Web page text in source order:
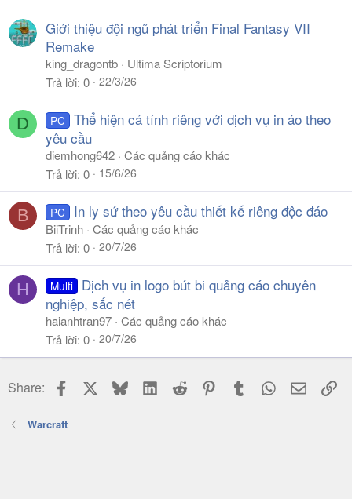
Giới thiệu đội ngũ phát triển Final Fantasy VII
Remake
king_dragontb
Ultima Scriptorium
Trả lời 0 22/3/26
D PC Thể hiện cá tính riêng với dịch vụ in áo theo
yêu cầu
diemhong642 Các quảng cáo khác
Trả lời 0 15/6/26
B PC In ly sứ theo yêu cầu thiết kế riêng độc đáo
BiiTrinh Các quảng cáo khác
Trả lời 0 20/7/26
H Multi
Dịch vụ in logo bút bi quảng cáo chuyên
nghiệp, sắc nét
haianhtran97 Các quảng cáo khác
Trả lời 0 20/7/26
Share: Facebook BlueskyLinkedIn
Reddit PinterestTumblr WhatsApp
Email
Warcraft